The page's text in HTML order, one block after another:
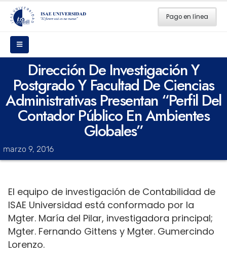
Pago en línea
Dirección De Investigación Y
Postgrado Y Facultad De Ciencias
Administrativas Presentan “Perfil Del
Contador Público En Ambientes
Globales”
marzo 9, 2016
El equipo de investigación de Contabilidad de
ISAE Universidad está conformado por la
Mgter. María del Pilar, investigadora principal;
Mgter. Fernando Gittens y Mgter. Gumercindo
Lorenzo.